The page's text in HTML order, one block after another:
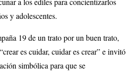
y adolescentes.
19 de un trato por un buen trato,
es cuidar, cuidar es crear” e invitó
simbólica para que se